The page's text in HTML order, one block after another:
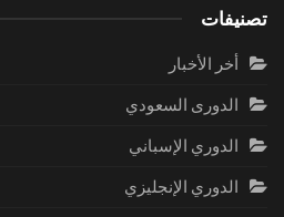
تصنيفات
أخر الأخبار
الدورى السعودي
الدوري الإسباني
الدوري الإنجليزي